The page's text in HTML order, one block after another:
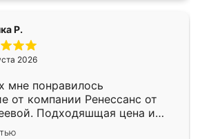
Р.
2026
мне понравилось
от компании Ренессанс от
Подходяшщая цена и
изготовления. Приехавший